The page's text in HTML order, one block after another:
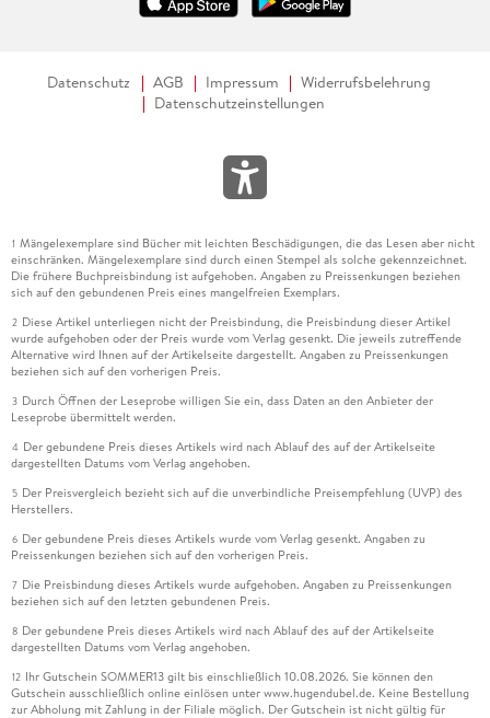
Datenschutz AGB Impressum
Widerrufsbelehrung
Datenschutzeinstellungen
1 Mängelexemplare sind Bücher mit leichten Beschädigungen, die das Lesen aber nicht
einschränken. Mängelexemplare sind durch einen Stempel als solche gekennzeichnet.
Die frühere Buchpreisbindung ist aufgehoben. Angaben zu Preissenkungen beziehen
sich auf den gebundenen Preis eines mangelfreien Exemplars.
2 Diese Artikel unterliegen nicht der Preisbindung, die Preisbindung dieser Artikel
wurde aufgehoben oder der Preis wurde vom Verlag gesenkt. Die jeweils zutreffende
Alternative wird Ihnen auf der Artikelseite dargestellt. Angaben zu Preissenkungen
beziehen sich auf den vorherigen Preis.
3 Durch Öffnen der Leseprobe willigen Sie ein, dass Daten an den Anbieter der
Leseprobe übermittelt werden.
4 Der gebundene Preis dieses Artikels wird nach Ablauf des auf der Artikelseite
dargestellten Datums vom Verlag angehoben.
5 Der Preisvergleich bezieht sich auf die unverbindliche Preisempfehlung (UVP) des
Herstellers.
6 Der gebundene Preis dieses Artikels wurde vom Verlag gesenkt. Angaben zu
Preissenkungen beziehen sich auf den vorherigen Preis.
7 Die Preisbindung dieses Artikels wurde aufgehoben. Angaben zu Preissenkungen
beziehen sich auf den letzten gebundenen Preis.
8 Der gebundene Preis dieses Artikels wird nach Ablauf des auf der Artikelseite
dargestellten Datums vom Verlag angehoben.
12 Ihr Gutschein SOMMER13 gilt bis einschließlich 10.08.2026. Sie können den
Gutschein ausschließlich online einlösen unter www.hugendubel.de. Keine Bestellung
zur Abholung mit Zahlung in der Filiale möglich. Der Gutschein ist nicht gültig für